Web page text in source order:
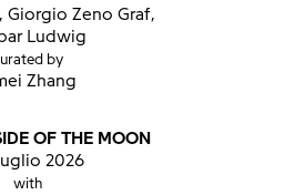
Giorgio Zeno Graf,
Ludwig
by
Zhang
OF THE MOON
2026
with